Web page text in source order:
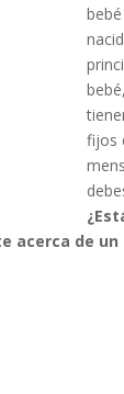
fijos
acerca de un